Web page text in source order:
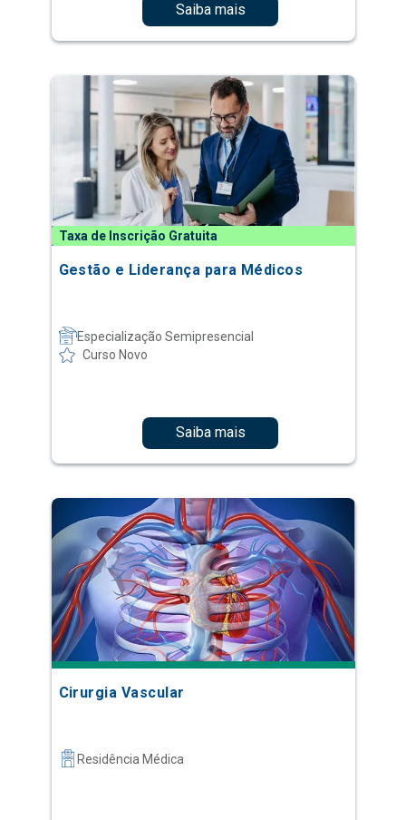
Saiba mais
Taxa de Inscrição Gratuita
Gestão e Liderança para Médicos
Especialização Semipresencial
Curso Novo
Saiba mais
Cirurgia Vascular
Residência Médica